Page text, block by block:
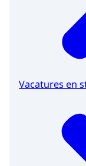
Vacatures en